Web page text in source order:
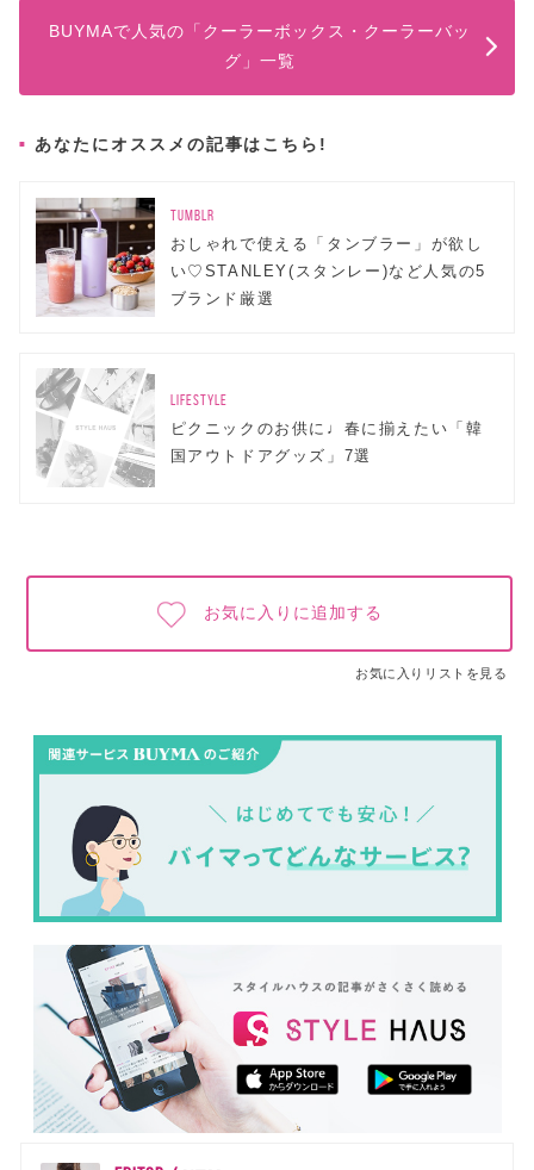
BUYMAで人気の「クーラーボックス・クーラーバッ
グ」一覧
あなたにオススメの記事はこちら!
TUMBLR
おしゃれで使える「タンブラー」が欲し
い♡STANLEY(スタンレー)など人気の5
ブランド厳選
LIFESTYLE
ピクニックのお供に♩春に揃えたい「韓
国アウトドアグッズ」7選
お気に入りに追加する
お気に入りリストを見る